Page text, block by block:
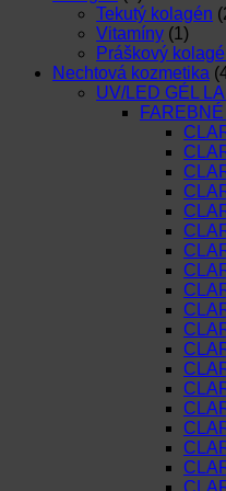
Tekutý kolagén
Vitamíny (1)
Práškový
Nechtová kozmetika
UV/LED GÉL